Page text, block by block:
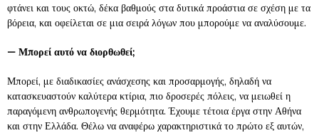
φτάνει και τους οκτώ, δέκα βαθμούς στα δυτικά προάστια σε σχέση με τα
βόρεια, και οφείλεται σε μια σειρά λόγων που μπορούμε να αναλύσουμε.
— Μπορεί αυτό να διορθωθεί;
Μπορεί, με διαδικασίες ανάσχεσης και προσαρμογής, δηλαδή να
κατασκευαστούν καλύτερα κτίρια, πιο δροσερές πόλεις, να μειωθεί η
παραγόμενη ανθρωπογενής θερμότητα. Έχουμε τέτοια έργα στην Αθήνα
και στην Ελλάδα. Θέλω να αναφέρω χαρακτηριστικά το πρώτο εξ αυτών,